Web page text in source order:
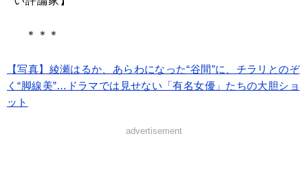
＊＊＊
【写真】綾瀬はるか、あらわになった“谷間”に、チラリとのぞ
く“脚線美”…ドラマでは見せない「有名女優」たちの大胆ショ
ット
advertisement